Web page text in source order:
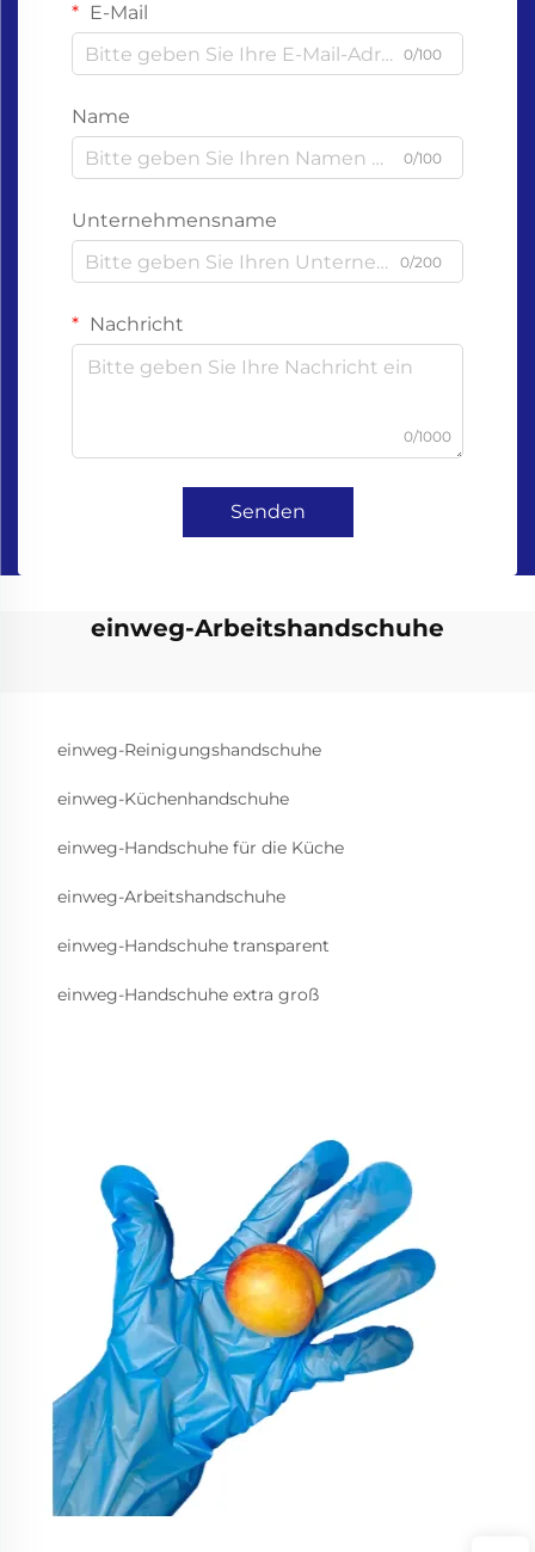
E-Mail
0/100
Name
0/100
Unternehmensname
0/200
Nachricht
0/1000
Senden
einweg-Arbeitshandschuhe
einweg-Reinigungshandschuhe
einweg-Küchenhandschuhe
einweg-Handschuhe für die Küche
einweg-Arbeitshandschuhe
einweg-Handschuhe transparent
einweg-Handschuhe extra groß